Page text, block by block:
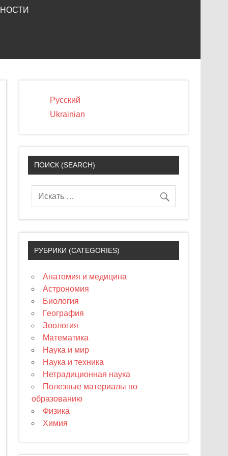
Русский
Ukrainian
ПОИСК (SEARCH)
РУБРИКИ (CATEGORIES)
Анатомия и медицина
Астрономия
Биология
География
Зоология
Математика
Наука и мир
Наука и техника
Нетрадиционная наука
Полезные материалы по
образованию
Физика
Химия